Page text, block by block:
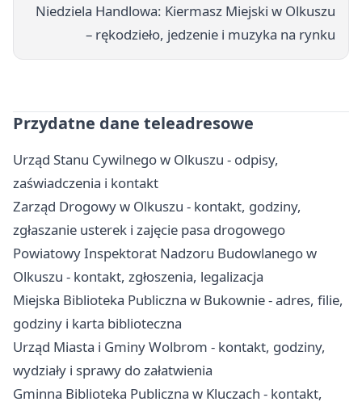
Niedziela Handlowa: Kiermasz Miejski w Olkuszu
– rękodzieło, jedzenie i muzyka na rynku
Przydatne dane teleadresowe
Urząd Stanu Cywilnego w Olkuszu - odpisy,
zaświadczenia i kontakt
Zarząd Drogowy w Olkuszu - kontakt, godziny,
zgłaszanie usterek i zajęcie pasa drogowego
Powiatowy Inspektorat Nadzoru Budowlanego w
Olkuszu - kontakt, zgłoszenia, legalizacja
Miejska Biblioteka Publiczna w Bukownie - adres, filie,
godziny i karta biblioteczna
Urząd Miasta i Gminy Wolbrom - kontakt, godziny,
wydziały i sprawy do załatwienia
Gminna Biblioteka Publiczna w Kluczach - kontakt,